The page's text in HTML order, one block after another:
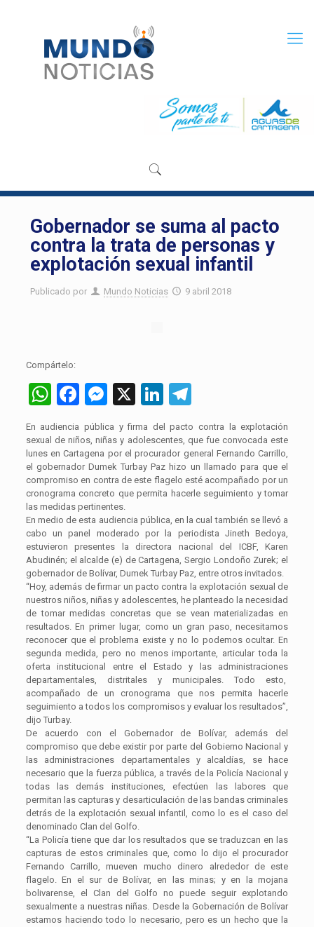
Gobernador se suma al pacto
contra la trata de personas y
explotación sexual infantil
Publicado por Mundo Noticias 9 abril 2018
Compártelo:
WhatsApp
Facebook
Messenger
X LinkedIn
En audiencia pública y firma del pacto contra la explotación
sexual de niños, niñas y adolescentes, que fue convocada este
lunes en Cartagena por el procurador general Fernando Carrillo,
el gobernador Dumek Turbay Paz hizo un llamado para que el
compromiso en contra de este flagelo esté acompañado por un
cronograma concreto que permita hacerle seguimiento y tomar
las medidas pertinentes.
En medio de esta audiencia pública, en la cual también se llevó a
cabo un panel moderado por la periodista Jineth Bedoya,
estuvieron presentes la directora nacional del ICBF, Karen
Abudinén; el alcalde (e) de Cartagena, Sergio Londoño Zurek; el
gobernador de Bolívar, Dumek Turbay Paz, entre otros invitados.
“Hoy, además de firmar un pacto contra la explotación sexual de
nuestros niños, niñas y adolescentes, he planteado la necesidad
de tomar medidas concretas que se vean materializadas en
resultados. En primer lugar, como un gran paso, necesitamos
reconocer que el problema existe y no lo podemos ocultar. En
segunda medida, pero no menos importante, articular toda la
oferta institucional entre el Estado y las administraciones
departamentales, distritales y municipales. Todo esto,
acompañado de un cronograma que nos permita hacerle
seguimiento a todos los compromisos y evaluar los resultados”,
dijo Turbay.
De acuerdo con el Gobernador de Bolívar, además del
compromiso que debe existir por parte del Gobierno Nacional y
las administraciones departamentales y alcaldías, se hace
necesario que la fuerza pública, a través de la Policía Nacional y
todas las demás instituciones, efectúen las labores que
permitan las capturas y desarticulación de las bandas criminales
detrás de la explotación sexual infantil, como lo es el caso del
denominado Clan del Golfo.
“La Policía tiene que dar los resultados que se traduzcan en las
capturas de estos criminales que, como lo dijo el procurador
Fernando Carrillo, mueven mucho dinero alrededor de este
flagelo. En el sur de Bolívar, en las minas; y en la mojana
bolivarense, el Clan del Golfo no puede seguir explotando
sexualmente a nuestras niñas. Desde la Gobernación de Bolívar
estamos haciendo todo lo necesario, pero es un hecho que la